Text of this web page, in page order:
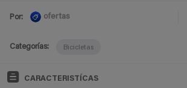
Por: ofertas
Categorías: Bicicletas
CARACTERISTÍCAS